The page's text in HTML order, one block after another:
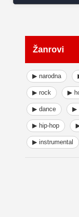
Žanrovi
▶ narodna
▶ rock ▶
▶ dance ▶
▶ hip-hop
▶ instrumental